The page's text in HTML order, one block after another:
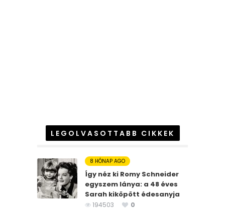
LEGOLVASOTTABB CIKKEK
8 HÓNAP AGO
Így néz ki Romy Schneider
egyszem lánya: a 48 éves
Sarah kiköpött édesanyja
194503
0